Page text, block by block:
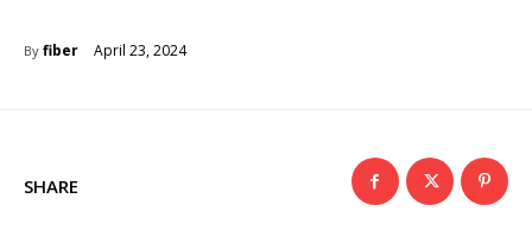
By fiber April 23, 2024
SHARE